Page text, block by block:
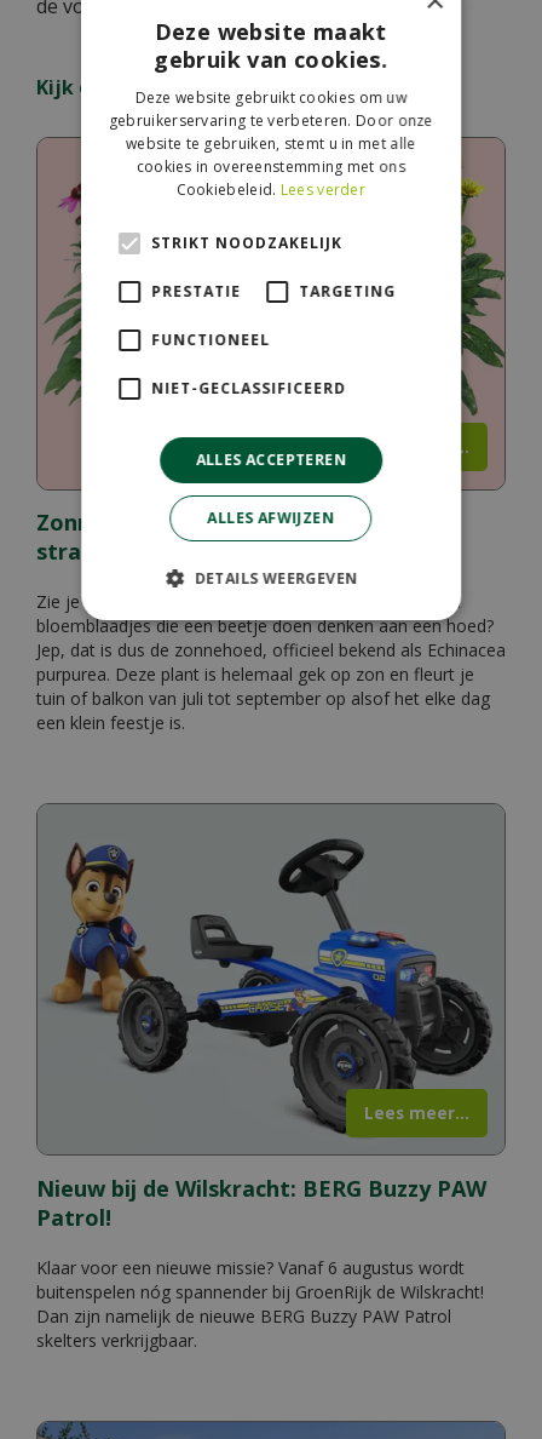
de voordelen van dit zwarte goud!
Kijk ook eens naar de volgende berichten:
Zonnehoed: de zonliefhebber die blijft
stralen
Zie je die vrolijke bloemen met hun stekelige hartje en
bloemblaadjes die een beetje doen denken aan een hoed?
Jep, dat is dus de zonnehoed, officieel bekend als Echinacea
purpurea. Deze plant is helemaal gek op zon en fleurt je
tuin of balkon van juli tot september op alsof het elke dag
een klein feestje is.
Lees meer...
Nieuw bij de Wilskracht: BERG Buzzy PAW
Patrol!
Klaar voor een nieuwe missie? Vanaf 6 augustus wordt
buitenspelen nóg spannender bij GroenRijk de Wilskracht!
Dan zijn namelijk de nieuwe BERG Buzzy PAW Patrol
skelters verkrijgbaar.
Lees meer...
Deze website maakt
gebruik van cookies.
Deze website gebruikt cookies om uw
gebruikerservaring te verbeteren. Door onze
website te gebruiken, stemt u in met alle
cookies in overeenstemming met ons
Cookiebeleid. Lees verder
STRIKT NOODZAKELIJK
PRESTATIE TARGETING
FUNCTIONEEL
NIET-GECLASSIFICEERD
ALLES ACCEPTEREN
ALLES AFWIJZEN
DETAILS WEERGEVEN